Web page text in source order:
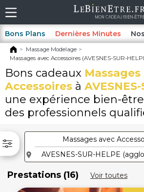
Bons Plans Dernières Minutes
Massage Modelage
Massages avec Accessoires (AVESNES-SUR-
Bons cadeaux Massages
Accessoires à
une expérience bien-
des professionnels
Prestations (16) Voir toutes